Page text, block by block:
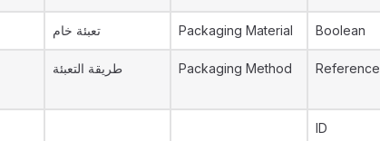
تعبئة خام Packaging Material Boolean
طريقة التعبئة Packaging Method Reference
ID